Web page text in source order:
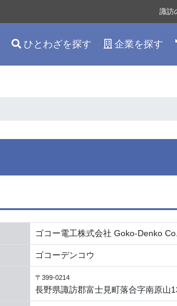
ひとわざを探す 企業を探す
諏訪
ゴコー電工株式会社 Goko-Denko
ゴコーデンコウ
〒399-0214
長野県諏訪郡富士見町落合字南原山